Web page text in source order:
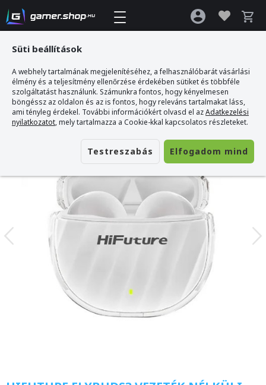
Gamer webshop >HiFuture Flybuds3 Vezeték Nélküli Fülhallgató
Süti beállítások
A webhely tartalmának megjelenítéséhez, a felhasználóbarát vásárlási
élmény és a teljesítmény ellenőrzése érdekében sütiket és többféle
szolgáltatást használunk. Számunkra fontos, hogy kényelmesen
böngéssz az oldalon és az is fontos, hogy releváns tartalmakat láss,
ami tényleg érdekel. További információkért olvasd el azAdatkezelési
nyilatkozatot, mely tartalmazza a Cookie-kkal kapcsolatos részleteket.
Testreszabás Elfogadom mind